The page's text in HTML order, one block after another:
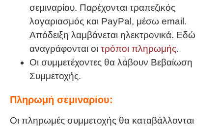
σεμιναρίου. Παρέχονται τραπεζικός
λογαριασμός και PayPal, μέσω email.
Απόδειξη λαμβάνεται ηλεκτρονικά. Εδώ
αναγράφονται οι τρόποι πληρωμής.
Οι συμμετέχοντες θα λάβουν Βεβαίωση
Συμμετοχής.
Πληρωμή σεμιναρίου:
Οι πληρωμές συμμετοχής θα καταβάλλονται